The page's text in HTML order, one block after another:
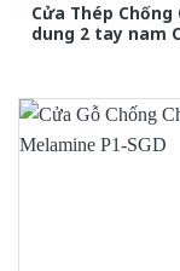
Cửa Thép Chống
dung 2 tay nam